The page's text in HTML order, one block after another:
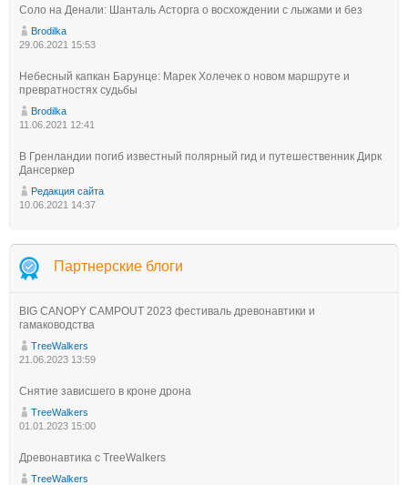
Соло на Денали: Шанталь Асторга о восхождении с лыжами и без
Brodilka
29.06.2021 15:53
Небесный капкан Барунце: Марек Холечек о новом маршруте и
превратностях судьбы
Brodilka
11.06.2021 12:41
В Гренландии погиб известный полярный гид и путешественник Дирк
Дансеркер
Редакция сайта
10.06.2021 14:37
Партнерские блоги
BIG CANOPY CAMPOUT 2023 фестиваль древонавтики и
гамаководства
TreeWalkers
21.06.2023 13:59
Снятие зависшего в кроне дрона
TreeWalkers
01.01.2023 15:00
Древонавтика с TreeWalkers
TreeWalkers